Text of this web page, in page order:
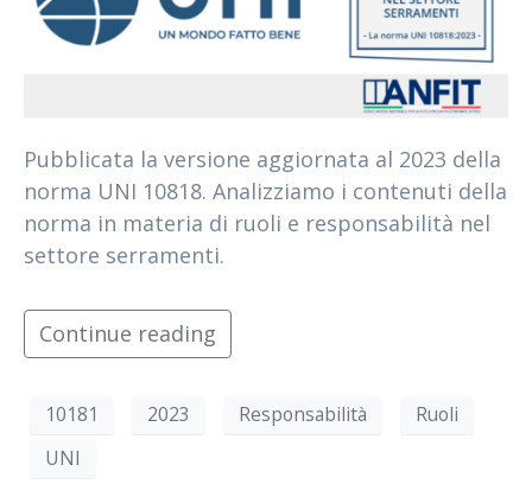
Pubblicata la versione aggiornata al 2023 della
norma UNI 10818. Analizziamo i contenuti della
norma in materia di ruoli e responsabilità nel
settore serramenti.
Continue reading
10181 2023 Responsabilità
Ruoli
UNI